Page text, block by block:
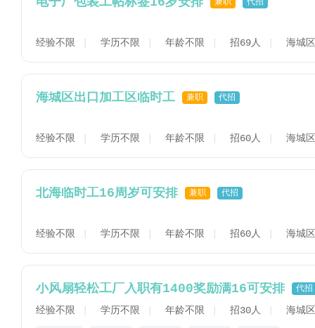
兼职 代招
经验不限 学历不限 年龄不限 招69人 海城
海城区出口加工区临时工 兼职 代招
经验不限 学历不限 年龄不限 招60人 海城
北海临时工16周岁可安排 兼职 代招
经验不限 学历不限 年龄不限 招60人 海城
小风扇轻松工厂入职有1400奖励满16可安排 代招
经验不限 学历不限 年龄不限 招30人 海城